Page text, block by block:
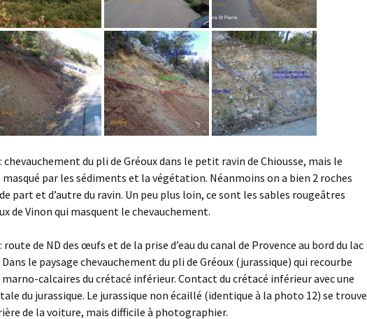
chevauchement du pli de Gréoux dans le petit ravin de Chiousse, mais le
par les sédiments et la végétation. Néanmoins on a bien 2 roches
part et d’autre du ravin. Un peu plus loin, ce sont les sables rougeâtres
de Vinon qui masquent le chevauchement.
route de ND des œufs et de la prise d’eau du canal de Provence au bord du lac
Dans le paysage chevauchement du pli de Gréoux (jurassique) qui recourbe
marno-calcaires du crétacé inférieur. Contact du crétacé inférieur avec une
du jurassique. Le jurassique non écaillé (identique à la photo 12) se trouve
de la voiture, mais difficile à photographier.